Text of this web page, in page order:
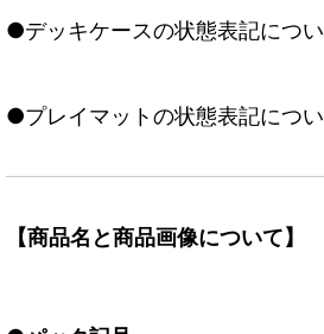
●デッキケースの状態表記につ
●プレイマットの状態表記につ
【商品名と商品画像について】